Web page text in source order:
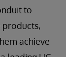
to
products,
achieve